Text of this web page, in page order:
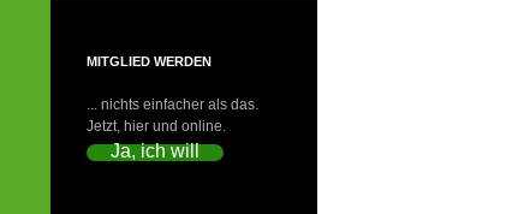
MITGLIED WERDEN
... nichts einfacher als das.
Jetzt, hier und online.
Ja, ich will